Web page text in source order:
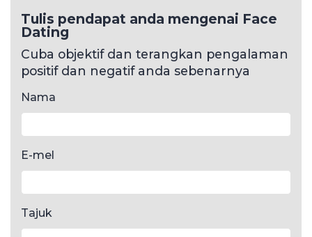
Tulis pendapat anda mengenai Face
Dating
Cuba objektif dan terangkan pengalaman
positif dan negatif anda sebenarnya
Nama
E-mel
Tajuk